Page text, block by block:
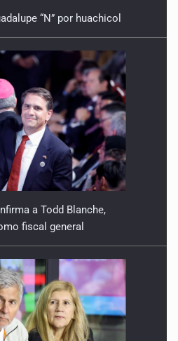
“N” por huachicol
a Todd Blanche,
fiscal general